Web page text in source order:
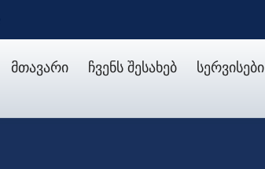
მთავარი ჩვენს შესახებ სერვისები